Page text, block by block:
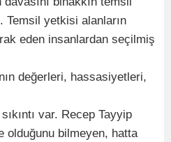
Temsil yetkisi alanların
eden insanlardan seçilmiş
değerleri, hassasiyetleri,
var. Recep Tayyip
olduğunu bilmeyen, hatta